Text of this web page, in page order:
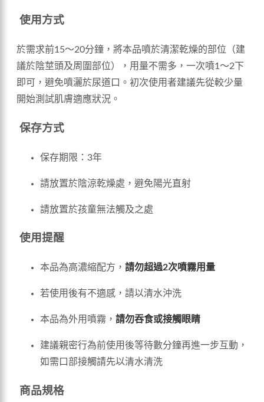
使用方式
於需求前15～20分鐘，將本品噴於清潔乾燥的部位（建
議於陰莖頭及周圍部位），用量不需多，一次噴1～2下
即可，避免噴灑於尿道口。初次使用者建議先從較少量
開始測試肌膚適應狀況。
保存方式
保存期限：3年
請放置於陰涼乾燥處，避免陽光直射
請放置於孩童無法觸及之處
使用提醒
本品為高濃縮配方， 請勿超過2次噴霧用量
若使用後有不適感，請以清水沖洗
本品為外用噴霧， 請勿吞食或接觸眼睛
建議親密行為前使用後等待數分鐘再進一步互動，
如需口部接觸請先以清水清洗
商品規格